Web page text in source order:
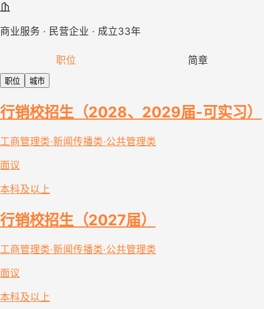
商业服务 · 民营企业 · 成立33年
职位 简章
职位 城市
行销校招生（2028、2029届-可实习）
工商管理类·新闻传播类·公共管理类
面议
本科及以上
行销校招生（2027届）
工商管理类·新闻传播类·公共管理类
面议
本科及以上